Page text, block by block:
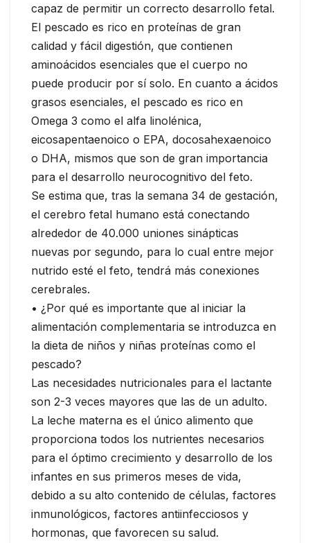
capaz de permitir un correcto desarrollo fetal.
El pescado es rico en proteínas de gran
calidad y fácil digestión, que contienen
aminoácidos esenciales que el cuerpo no
puede producir por sí solo. En cuanto a ácidos
grasos esenciales, el pescado es rico en
Omega 3 como el alfa linolénica,
eicosapentaenoico o EPA, docosahexaenoico
o DHA, mismos que son de gran importancia
para el desarrollo neurocognitivo del feto.
Se estima que, tras la semana 34 de gestación,
el cerebro fetal humano está conectando
alrededor de 40.000 uniones sinápticas
nuevas por segundo, para lo cual entre mejor
nutrido esté el feto, tendrá más conexiones
cerebrales.
• ¿Por qué es importante que al iniciar la
alimentación complementaria se introduzca en
la dieta de niños y niñas proteínas como el
pescado?
Las necesidades nutricionales para el lactante
son 2-3 veces mayores que las de un adulto.
La leche materna es el único alimento que
proporciona todos los nutrientes necesarios
para el óptimo crecimiento y desarrollo de los
infantes en sus primeros meses de vida,
debido a su alto contenido de células, factores
inmunológicos, factores antiinfecciosos y
hormonas, que favorecen su salud.